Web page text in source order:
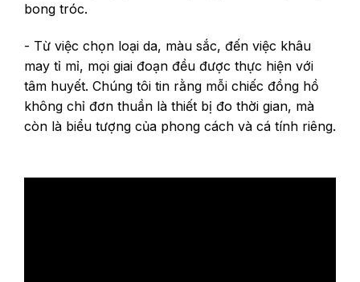
bong tróc.
- Từ việc chọn loại da, màu sắc, đến việc khâu
may tỉ mỉ, mọi giai đoạn đều được thực hiện với
tâm huyết. Chúng tôi tin rằng mỗi chiếc đồng hồ
không chỉ đơn thuần là thiết bị đo thời gian, mà
còn là biểu tượng của phong cách và cá tính riêng.